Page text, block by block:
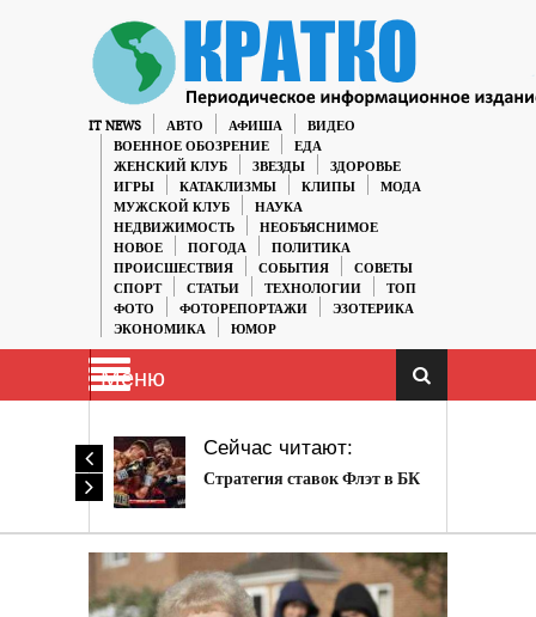
IT NEWS АВТО АФИША
ВИДЕО
ВОЕННОЕ ОБОЗРЕНИЕ
ЕДА
ЖЕНСКИЙ КЛУБ
ЗВЕЗДЫ
ЗДОРОВЬЕ
ИГРЫ
КАТАКЛИЗМЫ КЛИПЫ
МОДА
МУЖСКОЙ КЛУБ
НАУКА
НЕДВИЖИМОСТЬ
НЕОБЪЯСНИМОЕ
НОВОЕ
ПОГОДА
ПОЛИТИКА
ПРОИСШЕСТВИЯ
СОБЫТИЯ
СОВЕТЫ
СПОРТ
СТАТЬИ ТЕХНОЛОГИИ
ТОП
ФОТО
ФОТОРЕПОРТАЖИ
ЭЗОТЕРИКА
ЭКОНОМИКА
ЮМОР
Меню
Сейчас читают:
Стратегия ставок Флэт в БК